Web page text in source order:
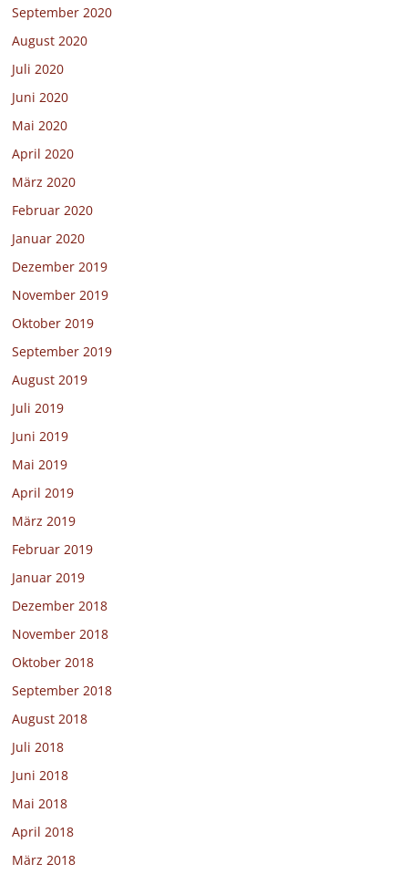
September 2020
August 2020
Juli 2020
Juni 2020
Mai 2020
April 2020
März 2020
Februar 2020
Januar 2020
Dezember 2019
November 2019
Oktober 2019
September 2019
August 2019
Juli 2019
Juni 2019
Mai 2019
April 2019
März 2019
Februar 2019
Januar 2019
Dezember 2018
November 2018
Oktober 2018
September 2018
August 2018
Juli 2018
Juni 2018
Mai 2018
April 2018
März 2018